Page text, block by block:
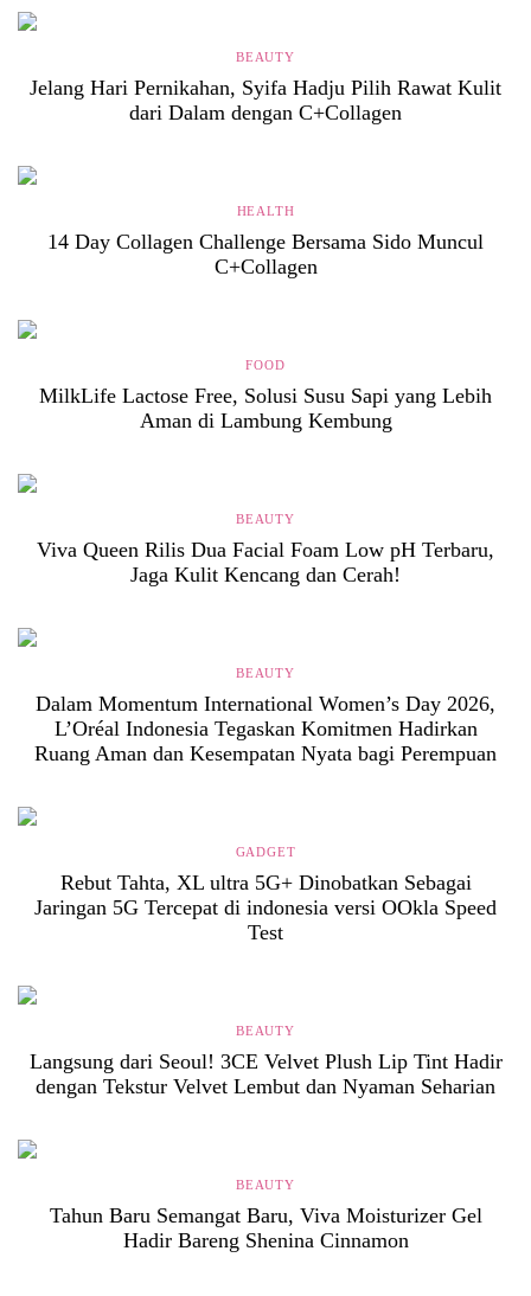
BEAUTY
Jelang Hari Pernikahan, Syifa Hadju Pilih Rawat Kulit
dari Dalam dengan C+Collagen
HEALTH
14 Day Collagen Challenge Bersama Sido Muncul
C+Collagen
FOOD
MilkLife Lactose Free, Solusi Susu Sapi yang Lebih
Aman di Lambung Kembung
BEAUTY
Viva Queen Rilis Dua Facial Foam Low pH Terbaru,
Jaga Kulit Kencang dan Cerah!
BEAUTY
Dalam Momentum International Women’s Day 2026,
L’Oréal Indonesia Tegaskan Komitmen Hadirkan
Ruang Aman dan Kesempatan Nyata bagi Perempuan
GADGET
Rebut Tahta, XL ultra 5G+ Dinobatkan Sebagai
Jaringan 5G Tercepat di indonesia versi OOkla Speed
Test
BEAUTY
Langsung dari Seoul! 3CE Velvet Plush Lip Tint Hadir
dengan Tekstur Velvet Lembut dan Nyaman Seharian
BEAUTY
Tahun Baru Semangat Baru, Viva Moisturizer Gel
Hadir Bareng Shenina Cinnamon